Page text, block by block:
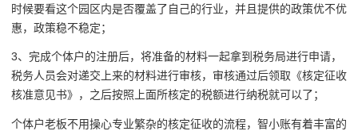
时候要看这个园区内是否覆盖了自己的行业，并且提供的政策优不优
惠，政策稳不稳定；
3、完成个体户的注册后，将准备的材料一起拿到税务局进行申请，
税务人员会对递交上来的材料进行审核，审核通过后领取《核定征收
核准意见书》，之后按照上面所核定的税额进行纳税就可以了；
个体户老板不用操心专业繁杂的核定征收的流程，智小账有着丰富的